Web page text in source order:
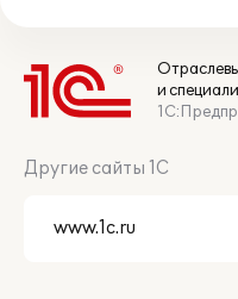
и
Другие сайты 1С